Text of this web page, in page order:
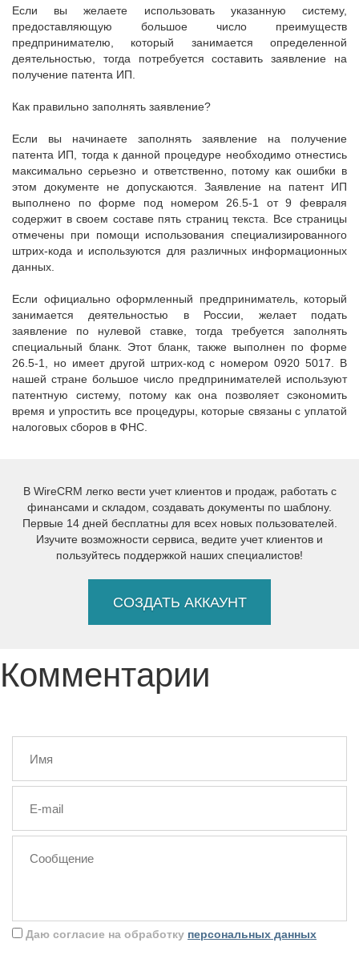
Если вы желаете использовать указанную систему,
предоставляющую большое число преимуществ
предпринимателю, который занимается определенной
деятельностью, тогда потребуется составить заявление на
получение патента ИП.
Как правильно заполнять заявление?
Если вы начинаете заполнять заявление на получение
патента ИП, тогда к данной процедуре необходимо отнестись
максимально серьезно и ответственно, потому как ошибки в
этом документе не допускаются. Заявление на патент ИП
выполнено по форме под номером 26.5-1 от 9 февраля
содержит в своем составе пять страниц текста. Все страницы
отмечены при помощи использования специализированного
штрих-кода и используются для различных информационных
данных.
Если официально оформленный предприниматель, который
занимается деятельностью в России, желает подать
заявление по нулевой ставке, тогда требуется заполнять
специальный бланк. Этот бланк, также выполнен по форме
26.5-1, но имеет другой штрих-код с номером 0920 5017. В
нашей стране большое число предпринимателей используют
патентную систему, потому как она позволяет сэкономить
время и упростить все процедуры, которые связаны с уплатой
налоговых сборов в ФНС.
В WireCRM легко вести учет клиентов и продаж, работать с
финансами и складом, создавать документы по шаблону.
Первые 14 дней бесплатны для всех новых пользователей.
Изучите возможности сервиса, ведите учет клиентов и
пользуйтесь поддержкой наших специалистов!
СОЗДАТЬ АККАУНТ
Комментарии
Даю согласие на обработку персональных данных